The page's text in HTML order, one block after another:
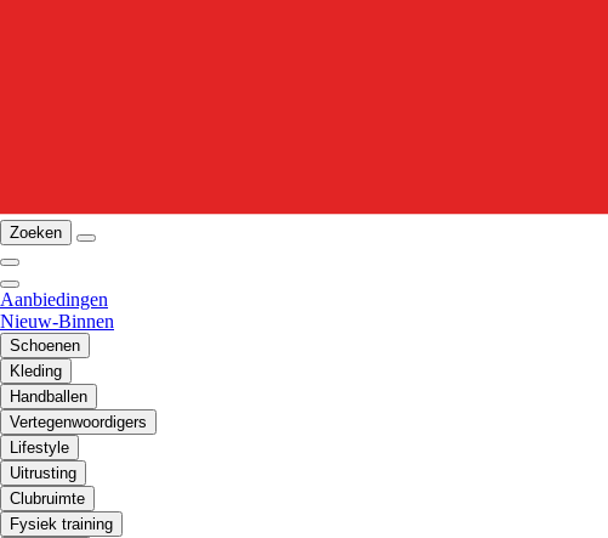
Zoeken
Aanbiedingen
Nieuw-Binnen
Schoenen
Kleding
Handballen
Vertegenwoordigers
Lifestyle
Uitrusting
Clubruimte
Fysiek training